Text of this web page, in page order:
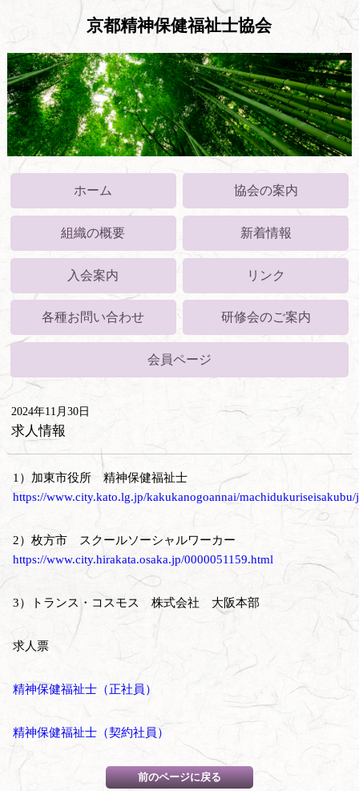
京都精神保健福祉士協会
ホーム 協会の案内
組織の概要 新着情報
入会案内 リンク
各種お問い合わせ 研修会のご案内
会員ページ
2024年11月30日
求人情報
1）加東市役所 精神保健福祉士
https://www.city.kato.lg.jp/kakukanogoannai/
2）枚方市 スクールソーシャルワーカー
https://www.city.hirakata.osaka.jp/0000051159.html
3）トランス・コスモス 株式会社 大阪本部
求人票
精神保健福祉士（正社員）
精神保健福祉士（契約社員）